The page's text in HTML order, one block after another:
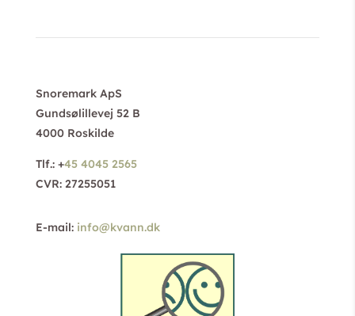
Snoremark ApS
Gundsølillevej 52 B
4000 Roskilde
Tlf.: +45 4045 2565
CVR: 27255051
E-mail: info@kvann.dk